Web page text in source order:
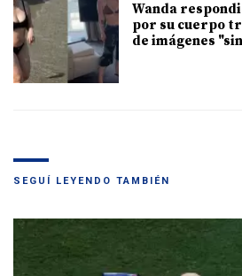
Wanda
por su cuerpo
de imágenes
SEGUÍ LEYENDO TAMBIÉN